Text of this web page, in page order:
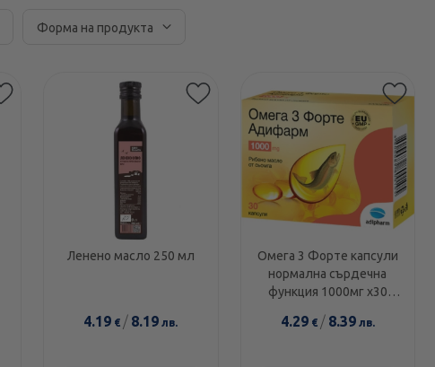
Форма на продукта
Ленено масло 250 мл
4.19 € / 8.19 лв.
Омега 3 Форте капсули
нормална сърдечна
функция 1000мг х30
4.29€ / 8.39лв.